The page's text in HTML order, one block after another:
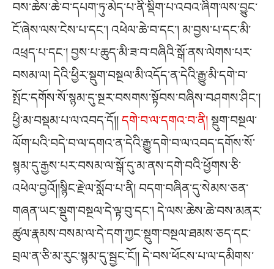
བས་ཆེས་ཆེ་བ་དཔག་ཏུ་མེད་པ་ནི་སྡིག་པ་འབའ་ཞིག་ལས་བྱུང་
ངོ་ཞེས་ལས་ངེས་པ་དང༌། འཕེལ་ཆེ་བ་དང༌། མ་བྱས་པ་དང་མི་
འཕྲད་པ་དང༌། བྱས་པ་ཆུད་མི་ཟ་བ་བཞིའི་སྒོ་ནས་ལེགས་པར་
བསམ་ལ། དེའི་ཕྱིར་སྡུག་བསྔལ་མི་འདོད་ན་དེའི་རྒྱུ་མི་དགེ་བ་
སྤོང་དགོས་སོ་སྙམ་དུ་སྔར་བསགས་སྟོབས་བཞིས་བཤགས་ཤིང༌།
ཕྱི་མ་བསྡམ་པ་ལ་འབད་དོ།། དགེ་བ་ལ་དགའ་བ་ནི། སྡུག་བསྔལ་
ལོག་པའི་བདེ་བ་ལ་དགའ་ན་དེའི་རྒྱུ་དགེ་བ་ལ་འབད་དགོས་སོ་
སྙམ་དུ་རྒྱས་པར་བསམ་ལ་སྒོ་དུ་མ་ནས་དགེ་བའི་ཕྱོགས་ཅི་
འཕེལ་བྱའོ།།སྙིང་རྗེ་ལ་སློབ་པ་ནི། བདག་བཞིན་དུ་སེམས་ཅན་
གཞན་ཡང་སྡུག་བསྔལ་དེ་ལྟ་བུ་དང༌། དེ་ལས་ཆེས་ཆེ་བས་མནར་
ཚུལ་རྣམས་བསམ་ལ་དེ་དག་ཀྱང་སྡུག་བསྔལ་ཐམས་ཅད་དང་
བྲལ་ན་ཅི་མ་རུང་སྙམ་དུ་སྦྱང་ངོ།། དེ་བས་ཕོངས་པ་ལ་དམིགས་